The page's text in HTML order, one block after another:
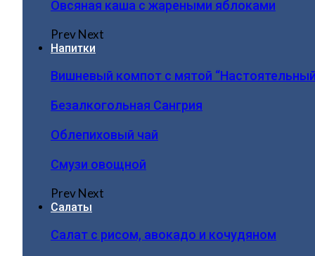
Овсяная каша с жареными яблоками
PrevNext
Напитки
Вишневый компот с мятой
Безалкогольная Сангрия
Облепиховый чай
Смузи овощной
PrevNext
Салаты
Салат с рисом, авокадо и кочудяном